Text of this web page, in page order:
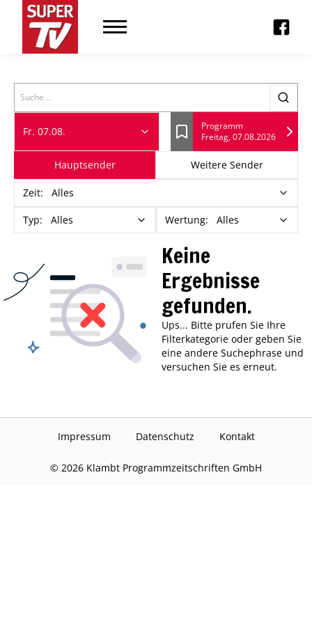
Search
Fr. 07.08. Lesezeichen
Programm
Freitag, 07.08.2026
Hauptsender Weitere Sender
Zeit: Alles
Typ: Alles Wertung: Alles
Keine
Ergebnisse
gefunden.
Ups... Bitte prufen Sie Ihre
Filterkategorie oder geben Sie
eine andere Suchephrase und
versuchen Sie es erneut.
Impressum Datenschutz Kontakt
© 2026 Klambt Programmzeitschriften GmbH